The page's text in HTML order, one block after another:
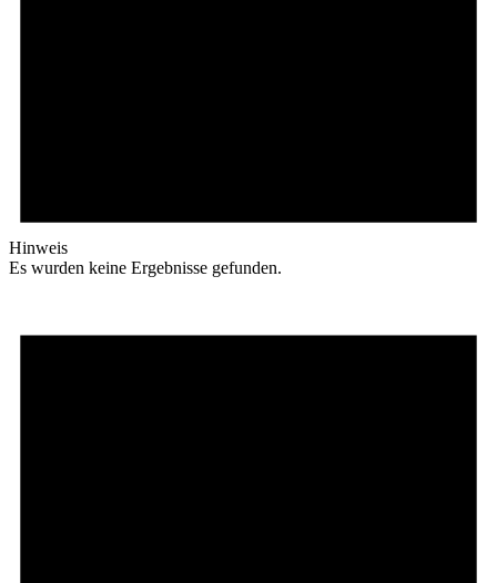
Hinweis
Es wurden keine Ergebnisse gefunden.